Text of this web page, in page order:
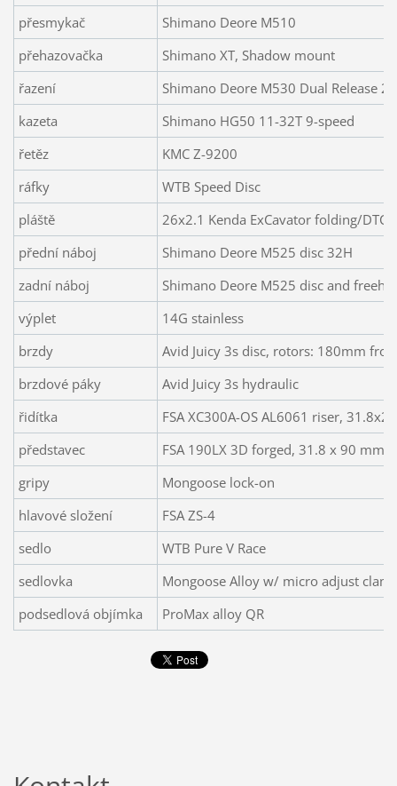
přesmykač
Shimano Deore M510
přehazovačka
Shimano XT, Shadow mount
řazení
Shimano Deore M530 Dual Release
kazeta
Shimano HG50 11-32T 9-speed
řetěz
KMC Z-9200
ráfky
WTB Speed Disc
pláště
26x2.1 Kenda ExCavator folding/DTC
přední náboj
Shimano Deore M525 disc 32H
zadní náboj
Shimano Deore M525 disc and
výplet
14G stainless
brzdy
Avid Juicy 3s disc, rotors: 180mm
brzdové páky
Avid Juicy 3s hydraulic
řidítka
FSA XC300A-OS AL6061 riser,
představec
FSA 190LX 3D forged, 31.8 x 90 mm
gripy
Mongoose lock-on
hlavové složení
FSA ZS-4
sedlo
WTB Pure V Race
sedlovka
Mongoose Alloy w/ micro adjust
podsedlová objímka
ProMax alloy QR